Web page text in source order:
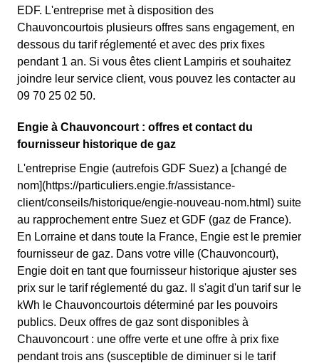
EDF. L'entreprise met à disposition des
Chauvoncourtois plusieurs offres sans engagement, en
dessous du tarif réglementé et avec des prix fixes
pendant 1 an. Si vous êtes client Lampiris et souhaitez
joindre leur service client, vous pouvez les contacter au
09 70 25 02 50.
Engie à Chauvoncourt : offres et contact du
fournisseur historique de gaz
L'entreprise Engie (autrefois GDF Suez) a [changé de
nom](https://particuliers.engie.fr/assistance-
client/conseils/historique/engie-nouveau-nom.html) suite
au rapprochement entre Suez et GDF (gaz de France).
En Lorraine et dans toute la France, Engie est le premier
fournisseur de gaz. Dans votre ville (Chauvoncourt),
Engie doit en tant que fournisseur historique ajuster ses
prix sur le tarif réglementé du gaz. Il s'agit d'un tarif sur le
kWh le Chauvoncourtois déterminé par les pouvoirs
publics. Deux offres de gaz sont disponibles à
Chauvoncourt : une offre verte et une offre à prix fixe
pendant trois ans (susceptible de diminuer si le tarif